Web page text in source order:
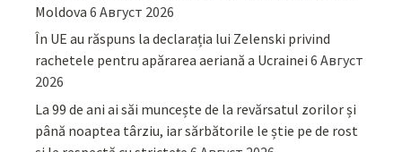
Moldova 6 Август 2026
În UE au răspuns la declarația lui Zelenski privind
rachetele pentru apărarea aeriană a Ucrainei 6 Август
2026
La 99 de ani ai săi muncește de la revărsatul zorilor și
până noaptea târziu, iar sărbătorile le știe pe de rost